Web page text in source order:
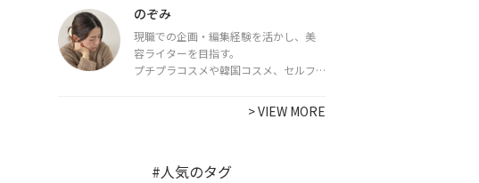
ライターとして活動中。
都内で16タイプパーソナルカラー診
断・顔タイプ診断・骨格診断によるイ
メージコンサルティングも行っていま
のぞみ
現職での企画・編集経験を活かし、美
容ライターを目指す。
プチプラコスメや韓国コスメ、セルフ
で最新情報をチェック。家事や育児の合
間に取り入れられる時短美容テクも実
>VIEW MORE
#人気のタグ